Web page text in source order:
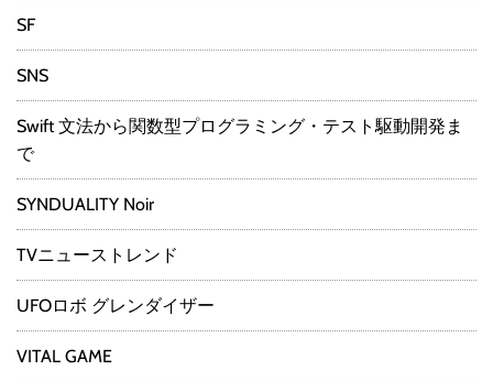
SF
SNS
Swift 文法から関数型プログラミング・テスト駆動開発ま
で
SYNDUALITY Noir
TVニューストレンド
UFOロボ グレンダイザー
VITAL GAME